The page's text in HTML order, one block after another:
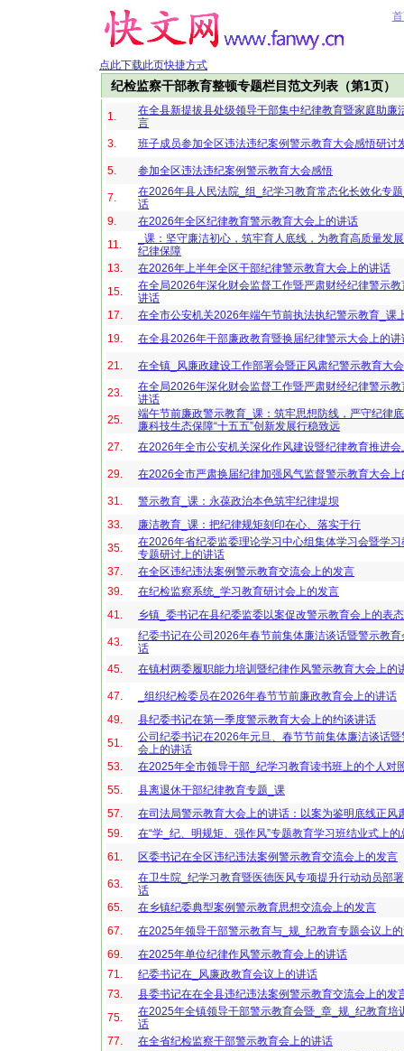
点此下载此页快捷方式
纪检监察干部教育整顿专题栏目范文列表（第1页）
1.
在全县新提拔县处级领导干部集中纪律教育暨家庭助廉
言
3.
班子成员参加全区违法违纪案例警示教育大会感悟研讨
5. 参加全区违法违纪案例警示教育大会感悟
7.
在2026年县人民法院_组_纪学习教育常态化长效化专
话
9.
在2026年全区纪律教育警示教育大会上的讲话
11.
_课：坚守廉洁初心，筑牢育人底线，为教育高质量发
纪律保障
13.
在2026年上半年全区干部纪律警示教育大会上的讲话
15.
在全局2026年深化财会监督工作暨严肃财经纪律警示
讲话
17.
在全市公安机关2026年端午节前执法执纪警示教育_课
19.
在全县2026年干部廉政教育暨换届纪律警示大会上的讲
21. 在全镇_风廉政建设工作部署会暨正风肃纪警示教育大
23.
在全局2026年深化财会监督工作暨严肃财经纪律警示
讲话
25.
端午节前廉政警示教育_课：筑牢思想防线，严守纪律
廉科技生态保障“十五五”创新发展行稳致远
27.
在2026年全市公安机关深化作风建设暨纪律教育推进会
29. 在2026全市严肃换届纪律加强风气监督警示教育大会上
31.
警示教育_课：永葆政治本色筑牢纪律堤坝
33.
廉洁教育_课：把纪律规矩刻印在心、落实于行
35.
在2026年省纪委监委理论学习中心组集体学习会暨学
专题研讨上的讲话
37.
在全区违纪违法案例警示教育交流会上的发言
39.
在纪检监察系统_学习教育研讨会上的发言
41.
乡镇_委书记在县纪委监委以案促改警示教育会上的表
43.
纪委书记在公司2026年春节前集体廉洁谈话暨警示教
话
45.
在镇村两委履职能力培训暨纪律作风警示教育大会上的
47.
_组织纪检委员在2026年春节节前廉政教育会上的讲话
49.
县纪委书记在第一季度警示教育大会上的约谈讲话
51.
公司纪委书记在2026年元旦、春节节前集体廉洁谈话
会上的讲话
53.
在2025年全市领导干部_纪学习教育读书班上的个人对
55.
县离退休干部纪律教育专题_课
57.
在司法局警示教育大会上的讲话：以案为鉴明底线正风
59.
在“学_纪、明规矩、强作风”专题教育学习班结业式上的
61.
区委书记在全区违纪违法案例警示教育交流会上的发言
63.
在卫生院_纪学习教育暨医德医风专项提升行动动员部
话
65.
在乡镇纪委典型案例警示教育思想交流会上的发言
67.
在2025年领导干部警示教育与_规_纪教育专题会议上
69.
在2025年单位纪律作风警示教育会上的讲话
71.
纪委书记在_风廉政教育会议上的讲话
73.
县委书记在在全县违纪违法案例警示教育交流会上的发
75.
在2025年全镇领导干部警示教育会暨_章_规_纪教育培
话
77.
在全省纪检监察干部警示教育会上的讲话